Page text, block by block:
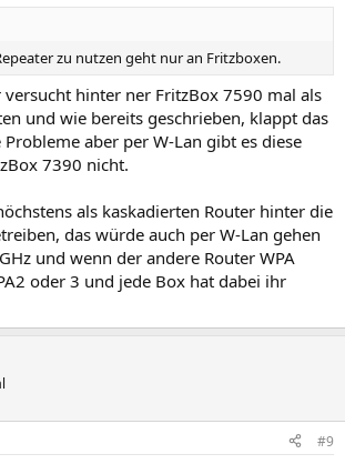
zu nutzen geht nur an Fritzboxen.
versucht hinter ner FritzBox 7590 mal als
und wie bereits geschrieben, klappt das
aber per W-Lan gibt es diese
7390 nicht.
als kaskadierten Router hinter die
das würde auch per W-Lan gehen
und wenn der andere Router WPA
oder 3 und jede Box hat dabei ihr
#9